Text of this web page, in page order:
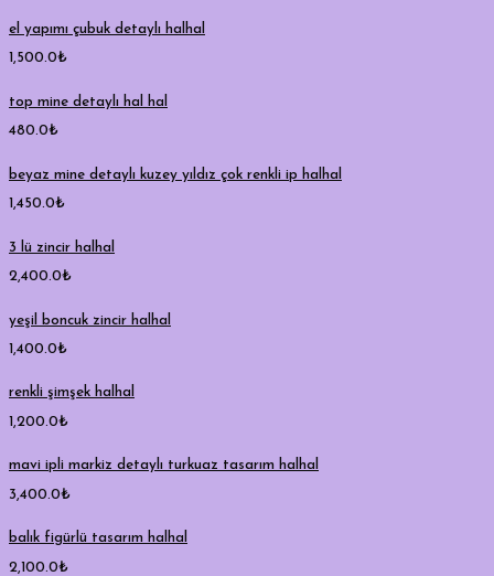
el yapımı çubuk detaylı halhal
1,500.0₺
top mine detaylı hal hal
480.0₺
beyaz mine detaylı kuzey yıldız çok renkli ip halhal
1,450.0₺
3 lü zincir halhal
2,400.0₺
yeşil boncuk zincir halhal
1,400.0₺
renkli şimşek halhal
1,200.0₺
mavi ipli markiz detaylı turkuaz tasarım halhal
3,400.0₺
balık figürlü tasarım halhal
2,100.0₺